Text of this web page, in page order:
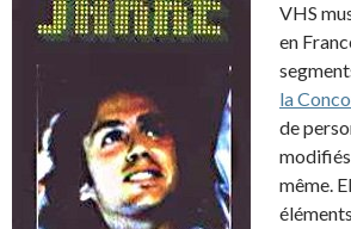
VHS
en
la
de
même.